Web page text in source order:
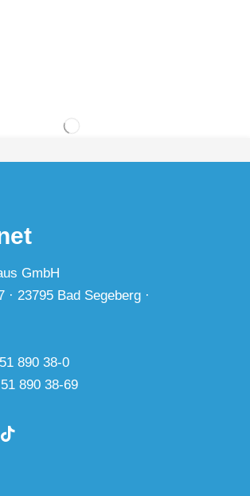
GmbH
23795 Bad Segeberg ·
890 38-0
890 38-69